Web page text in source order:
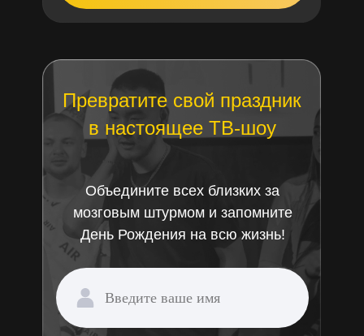
Превратите свой праздник
в настоящее ТВ-шоу
Объедините всех близких за
мозговым штурмом и запомните
День Рождения на всю жизнь!